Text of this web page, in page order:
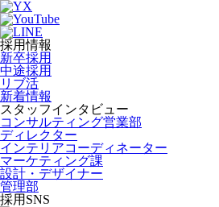
採用情報
新卒採用
中途採用
リブ活
新着情報
スタッフインタビュー
コンサルティング営業部
ディレクター
インテリアコーディネーター
マーケティング課
設計・デザイナー
管理部
採用SNS